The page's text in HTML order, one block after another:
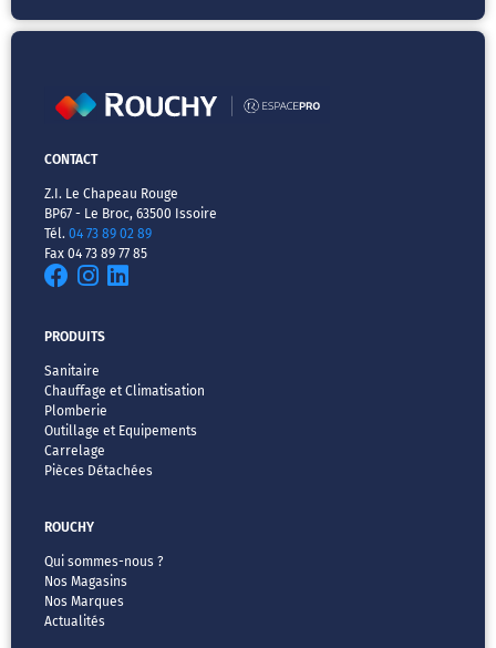
CONTACT
Z.I. Le Chapeau Rouge
BP67 - Le Broc, 63500 Issoire
Tél. 04 73 89 02 89
Fax 04 73 89 77 85
PRODUITS
Sanitaire
Chauffage et Climatisation
Plomberie
Outillage et Equipements
Carrelage
Pièces Détachées
ROUCHY
Qui sommes-nous ?
Nos Magasins
Nos Marques
Actualités